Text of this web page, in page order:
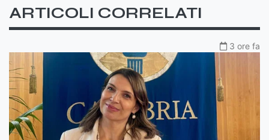
ARTICOLI CORRELATI
3 ore fa